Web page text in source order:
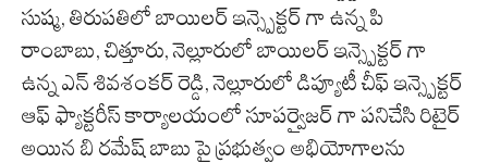
సుష్మ, తిరుపతిలో బాయిలర్ ఇన్స్పెక్టర్ గా ఉన్న పి
రాంబాబు, చిత్తూరు, నెల్లూరులో బాయిలర్ ఇన్స్పెక్టర్ గా
ఉన్న ఎన్ శివశంకర్ రెడ్డి, నెల్లూరులో డిప్యూటీ చీఫ్ ఇన్స్పెక్టర్
ఆఫ్ ఫ్యాక్టరీస్ కార్యాలయంలో సూపర్వైజర్ గా పనిచేసి రిటైర్
అయిన బి రమేష్ బాబు పై ప్రభుత్వం అభియోగాలను